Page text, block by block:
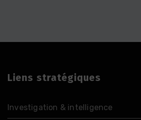
Liens stratégiques
Investigation & intelligence